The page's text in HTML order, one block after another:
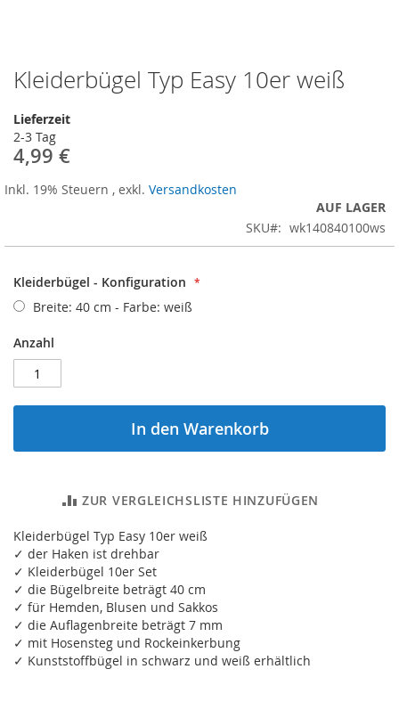
Kleiderbügel Typ Easy 10er weiß
Lieferzeit
2-3 Tag
4,99 €
Inkl. 19% Steuern , exkl. Versandkosten
AUF LAGER
SKU
wk140840100ws
Kleiderbügel - Konfiguration
Breite: 40 cm - Farbe: weiß
Anzahl
In den Warenkorb
ZUR VERGLEICHSLISTE HINZUFÜGEN
Kleiderbügel Typ Easy 10er weiß
✓ der Haken ist drehbar
✓ Kleiderbügel 10er Set
✓ die Bügelbreite beträgt 40 cm
✓ für Hemden, Blusen und Sakkos
✓ die Auflagenbreite beträgt 7 mm
✓ mit Hosensteg und Rockeinkerbung
✓ Kunststoffbügel in schwarz und weiß erhältlich
Zum
Anfang
der
Bildergalerie
springen